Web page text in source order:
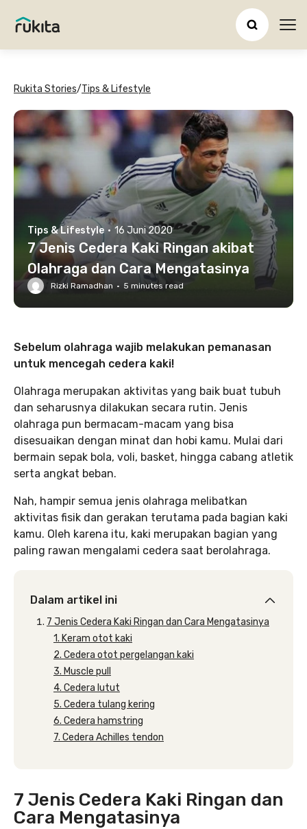
Rukita Stories/Tips & Lifestyle
Tips & Lifestyle · 16 Juni 2020
7 Jenis Cedera Kaki Ringan akibat
Olahraga dan Cara Mengatasinya
Rizki Ramadhan · 5 minutes read
Sebelum olahraga wajib melakukan pemanasan
untuk mencegah cedera kaki!
Olahraga merupakan aktivitas yang baik buat tubuh
dan seharusnya dilakukan secara rutin. Jenis
olahraga pun bermacam-macam yang bisa
disesuaikan dengan minat dan hobi kamu. Mulai dari
bermain sepak bola, voli, basket, hingga cabang atletik
serta angkat beban.
Nah, hampir semua jenis olahraga melibatkan
aktivitas fisik dan gerakan terutama pada bagian kaki
kamu. Oleh karena itu, kaki merupakan bagian yang
paling rawan mengalami cedera saat berolahraga.
Dalam artikel ini
7 Jenis Cedera Kaki Ringan dan Cara Mengatasinya
1. Keram otot kaki
2. Cedera otot pergelangan kaki
3. Muscle pull
4. Cedera lutut
5. Cedera tulang kering
6. Cedera hamstring
7. Cedera Achilles tendon
7 Jenis Cedera Kaki Ringan dan
Cara Mengatasinya